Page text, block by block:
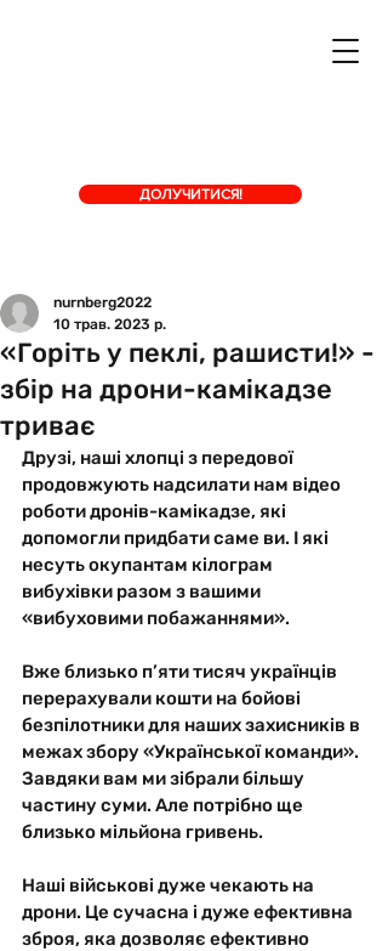
ДОЛУЧИТИСЯ!
«Горіть у пеклі, рашисти!» -
збір на дрони-камікадзе
триває
nurnberg2022
10 трав. 2023 р.
Друзі, наші хлопці з передової
продовжують надсилати нам відео
роботи дронів-камікадзе, які
допомогли придбати саме ви. І які
несуть окупантам кілограм
вибухівки разом з вашими
«вибуховими побажаннями».
Вже близько п’яти тисяч українців
перерахували кошти на бойові
безпілотники для наших захисників в
межах збору «Української команди».
Завдяки вам ми зібрали більшу
частину суми. Але потрібно ще
близько мільйона гривень.
Наші військові дуже чекають на
дрони. Це сучасна і дуже ефективна
зброя, яка дозволяє ефективно